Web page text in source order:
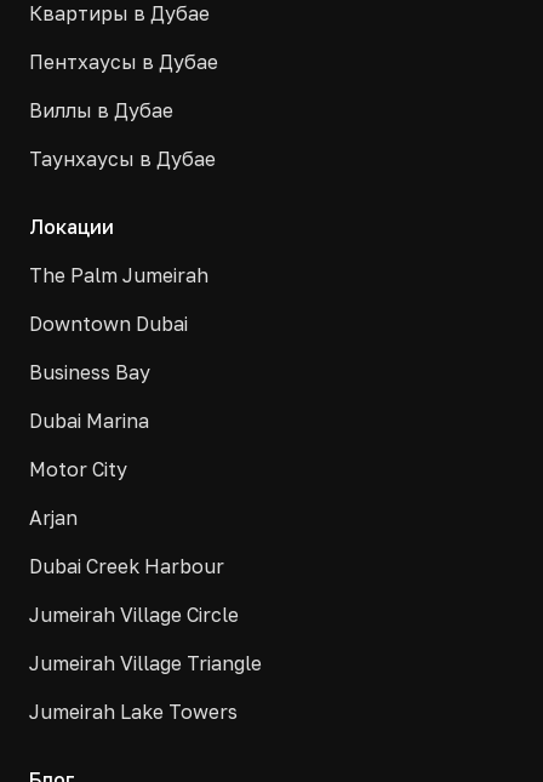
Квартиры в Дубае
Пентхаусы в Дубае
Виллы в Дубае
Таунхаусы в Дубае
Локации
The Palm Jumeirah
Downtown Dubai
Business Bay
Dubai Marina
Motor City
Arjan
Dubai Creek Harbour
Jumeirah Village Circle
Jumeirah Village Triangle
Jumeirah Lake Towers